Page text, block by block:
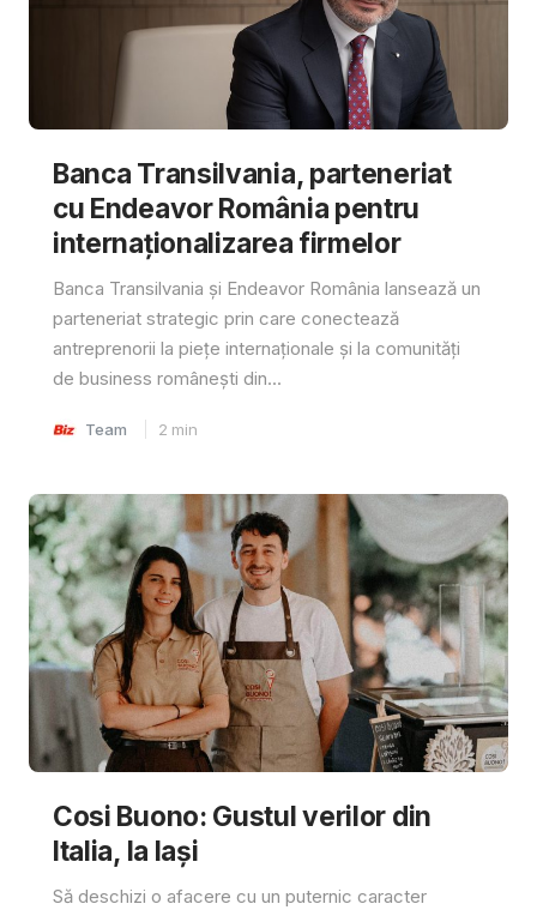
Banca Transilvania, parteneriat
cu Endeavor România pentru
internaționalizarea firmelor
Banca Transilvania și Endeavor România lansează un
parteneriat strategic prin care conectează
antreprenorii la piețe internaționale și la comunități
de business românești din...
Team 2 min
Cosi Buono: Gustul verilor din
Italia, la Iași
Să deschizi o afacere cu un puternic caracter